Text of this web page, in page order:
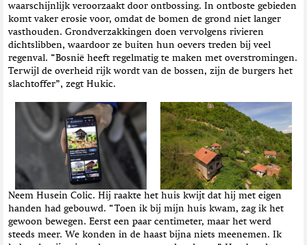
waarschijnlijk veroorzaakt door ontbossing. In ontboste gebieden
komt vaker erosie voor, omdat de bomen de grond niet langer
vasthouden. Grondverzakkingen doen vervolgens rivieren
dichtslibben, waardoor ze buiten hun oevers treden bij veel
regenval. “Bosnië heeft regelmatig te maken met overstromingen.
Terwijl de overheid rijk wordt van de bossen, zijn de burgers het
slachtoffer”, zegt Hukic.
Neem Husein Colic. Hij raakte het huis kwijt dat hij met eigen
handen had gebouwd. “Toen ik bij mijn huis kwam, zag ik het
gewoon bewegen. Eerst een paar centimeter, maar het werd
steeds meer. We konden in de haast bijna niets meenemen. Ik